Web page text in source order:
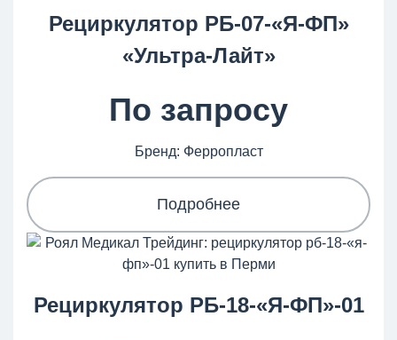
Рециркулятор РБ-07-«Я-ФП»
«Ультра-Лайт»
По запросу
Бренд: Ферропласт
Подробнее
Рециркулятор РБ-18-«Я-ФП»-01